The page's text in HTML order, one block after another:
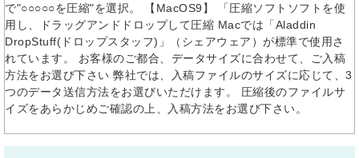
で"○○○○○を圧縮"を選択。 【MacOS9】 「圧縮ソフトソフトを使
用し、ドラッグアンドドロップして圧縮 Macでは「Aladdin
DropStuff(ドロップスタッフ)」（シェアウェア）が標準で使用さ
れています。 お客様のご都合、データサイズに合わせて、ご入稿
方法をお選び下さい 弊社では、入稿ファイルのサイズに応じて、3
つのデータ送信方法をお選びいただけます。 圧縮後のファイルサ
イズをあらかじめご確認の上、入稿方法をお選び下さい。